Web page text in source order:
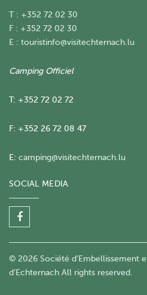
T : +352 72 02 30
F : +352 72 02 30
E : touristinfo@visitechternach.lu
Camping Officiel
T: +352 72 02 72
F: +352 26 72 08 47
E: camping@visitechternach.lu
SOCIAL MEDIA
© 2026 Société d’Embellissement
d’Echternach All rights reserved.